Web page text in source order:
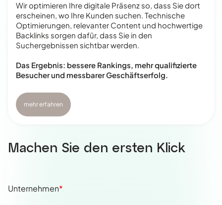
Wir optimieren Ihre digitale Präsenz so, dass Sie dort
erscheinen, wo Ihre Kunden suchen. Technische
Optimierungen, relevanter Content und hochwertige
Backlinks sorgen dafür, dass Sie in den
Suchergebnissen sichtbar werden.
Das Ergebnis: bessere Rankings, mehr qualifizierte
Besucher und messbarer Geschäftserfolg.
mehr erfahren
Machen Sie den ersten Klick
Unternehmen*